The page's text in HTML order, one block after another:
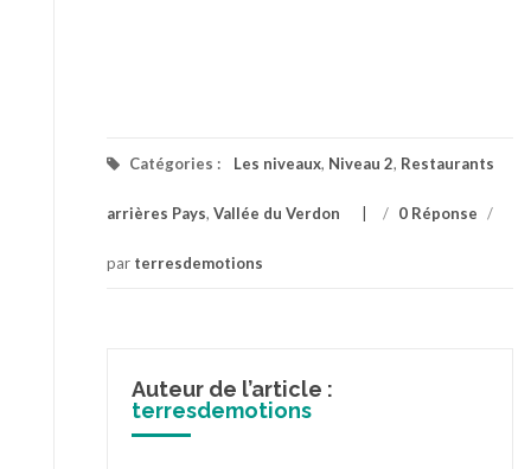
Catégories : Les niveaux, Niveau 2, Restaurants
arrières Pays, Vallée du Verdon / 0 Réponse /
par terresdemotions
Auteur de l’article :
terresdemotions